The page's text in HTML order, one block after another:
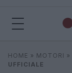
Cerca
HOME » MOTORI »
UFFICIALE